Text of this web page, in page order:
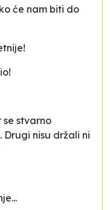
će nam biti do
se stvarno
nisu držali ni